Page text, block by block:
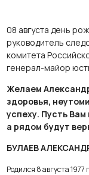
08 августа день
руководитель
комитета
генерал-майор
Желаем
здоровья,
успеху. Пусть
а рядом будут
БУЛАЕВ
Родился 8 августа 1977